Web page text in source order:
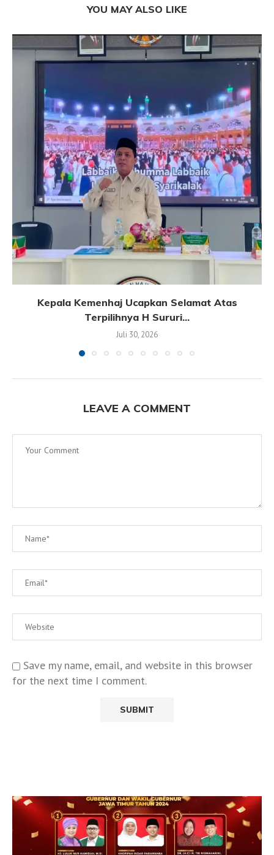
YOU MAY ALSO LIKE
Kepala Kemenhaj Ucapkan Selamat Atas
Terpilihnya H Sururi...
Juli 30, 2026
LEAVE A COMMENT
Save my name, email, and website in this browser
for the next time I comment.